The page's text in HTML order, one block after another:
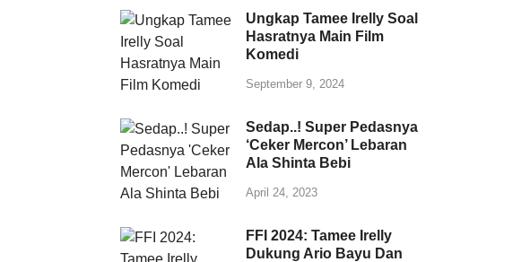
Ungkap Tamee Irelly Soal
Hasratnya Main Film
Komedi
September 9, 2024
Sedap..! Super Pedasnya
‘Ceker Mercon’ Lebaran
Ala Shinta Bebi
April 24, 2023
FFI 2024: Tamee Irelly
Dukung Ario Bayu Dan